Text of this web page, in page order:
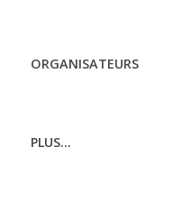
ORGANISATEURS
PLUS...